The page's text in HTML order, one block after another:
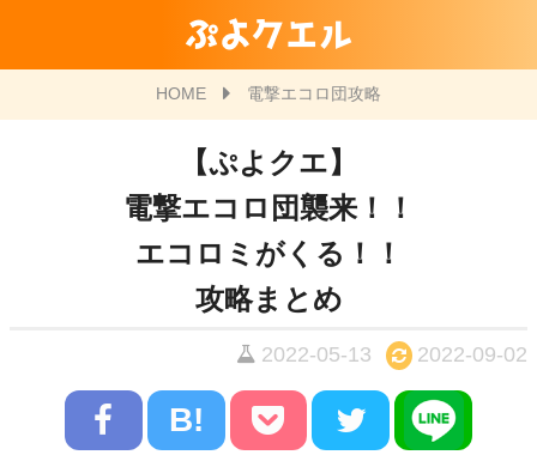
ぷよクエル
HOME 電撃エコロ団攻略
【ぷよクエ】
電撃エコロ団襲来！！
エコロミがくる！！
攻略まとめ
2022-05-13 2022-09-02
B!